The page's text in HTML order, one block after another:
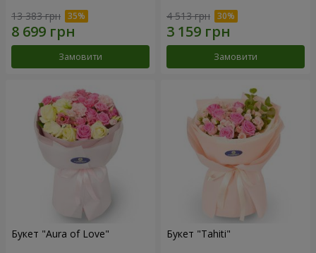
13 383 грн
Замовити
4 513 грн
Замовити
Букет "Aura of Love" Букет "Tahiti"